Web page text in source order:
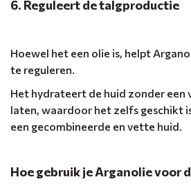
6. Reguleert de talgproductie
Hoewel het een olie is, helpt
te reguleren.
Het hydrateert de huid zonder een
laten, waardoor het zelfs geschikt
een gecombineerde en vette huid.
Hoe gebruik je Arganolie voor